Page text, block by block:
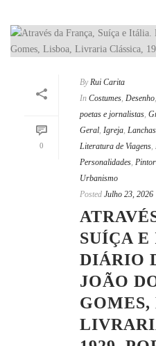
0
By Rui Carita
In Costumes, Desenho,
poetas e jornalistas,
Geral, Igreja,
Literatura de Viagens,
Personalidades,
Urbanismo
Posted Julho 23, 2026
SUÍÇA
DIÁRIO
JOÃO